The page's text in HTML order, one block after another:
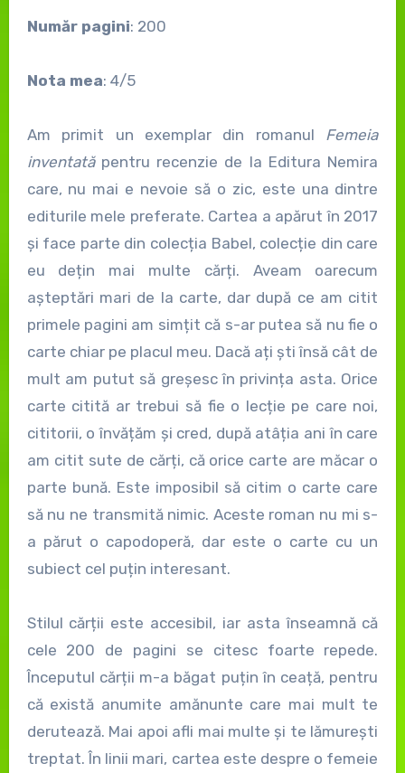
Număr pagini: 200
Nota mea: 4/5
Am primit un exemplar din romanul Femeia
inventatăpentru recenzie de la Editura Nemira
care, nu mai e nevoie să o zic, este una dintre
editurile mele preferate. Cartea a apărut în 2017
și face parte din colecția Babel, colecție din care
eu dețin mai multe cărți. Aveam oarecum
așteptări mari de la carte, dar după ce am citit
primele pagini am simțit că s-ar putea să nu fie o
carte chiar pe placul meu. Dacă ați ști însă cât de
mult am putut să greșesc în privința asta. Orice
carte citită ar trebui să fie o lecție pe care noi,
cititorii, o învățăm și cred, după atâția ani în care
am citit sute de cărți, că orice carte are măcar o
parte bună. Este imposibil să citim o carte care
să nu ne transmită nimic. Aceste roman nu mi s-
a părut o capodoperă, dar este o carte cu un
subiect cel puțin interesant.
Stilul cărții este accesibil, iar asta înseamnă că
cele 200 de pagini se citesc foarte repede.
Începutul cărții m-a băgat puțin în ceață, pentru
că există anumite amănunte care mai mult te
derutează. Mai apoi afli mai multe și te lămurești
treptat. În linii mari, cartea este despre o femeie